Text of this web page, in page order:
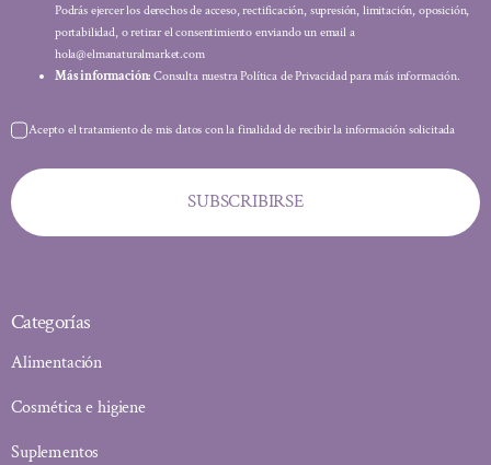
Podrás ejercer los derechos de acceso, rectificación, supresión, limitación, oposición,
portabilidad, o retirar el consentimiento enviando un email a
hola@elmanaturalmarket.com
Más información: Consulta nuestra Política de Privacidad para más información.
Acepto el tratamiento de mis datos con la finalidad de recibir la información solicitada
SUBSCRIBIRSE
Categorías
Alimentación
Cosmética e higiene
Suplementos